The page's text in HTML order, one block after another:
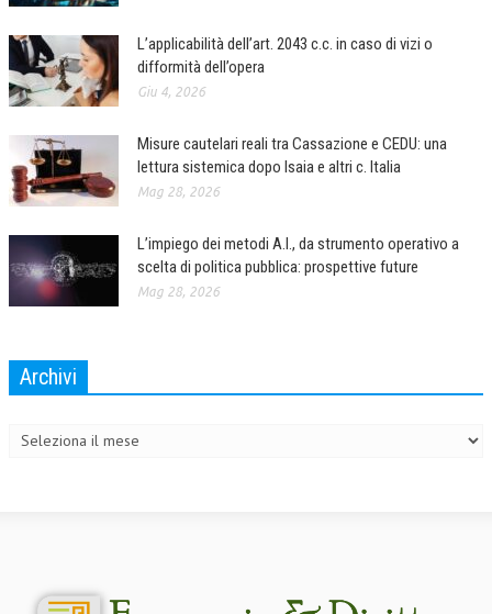
L’applicabilità dell’art. 2043 c.c. in caso di vizi o
difformità dell’opera
Giu 4, 2026
Misure cautelari reali tra Cassazione e CEDU: una
lettura sistemica dopo Isaia e altri c. Italia
Mag 28, 2026
L’impiego dei metodi A.I., da strumento operativo a
scelta di politica pubblica: prospettive future
Mag 28, 2026
Archivi